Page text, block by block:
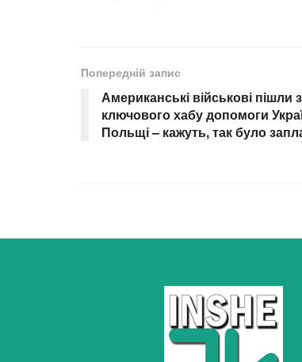
Попередній запис
Американські військові пішли з
ключового хабу допомоги
Польщі – кажуть, так було